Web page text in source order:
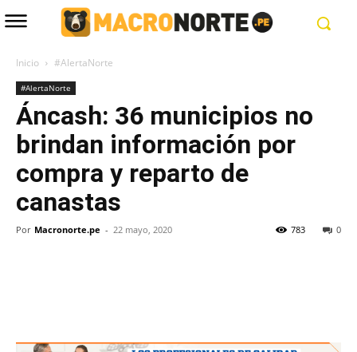
Inicio #AlertaNorte
#AlertaNorte
Áncash: 36 municipios no
brindan información por
compra y reparto de
canastas
Por Macronorte.pe - 22 mayo, 2020 0
783